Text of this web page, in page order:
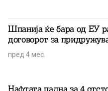
Шпанија ќе бара од ЕУ
договорот за
пред 4 мес.